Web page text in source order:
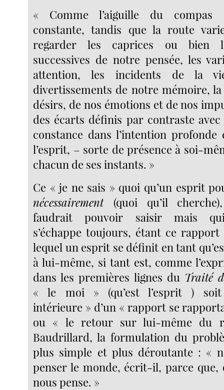
« Comme l’aiguille du compas
constante, tandis que la route
regarder les caprices ou bien
successives de notre pensée, les
attention, les incidents de la
divertissements de notre mémoire,
désirs, de nos émotions et de nos
des écarts définis par contraste
constance dans l’intention profonde
l’esprit, – sorte de présence à soi-
chacun de ses instants. »
Ce « je ne sais » quoi qu’un esprit
nécessairement (quoi qu’il
faudrait pouvoir saisir mais
s’échappe toujours, étant ce
lequel un esprit se définit en tant
à lui-même, si tant est, comme
dans les premières lignes du Traité
« le moi » (qu’est l’esprit ) soit
intérieure » d’un « rapport se
ou « le retour sur lui-même du
Baudrillard, la formulation du
plus simple et plus déroutante : «
penser le monde, écrit-il, parce que,
nous pense. »